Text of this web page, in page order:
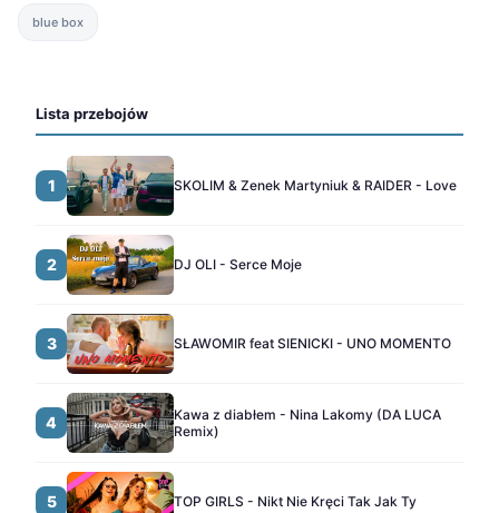
blue box
Lista przebojów
1 SKOLIM & Zenek Martyniuk & RAIDER - Love
2 DJ OLI - Serce Moje
3 SŁAWOMIR feat SIENICKI - UNO MOMENTO
4
Kawa z diabłem - Nina Lakomy (DA LUCA
Remix)
5 TOP GIRLS - Nikt Nie Kręci Tak Jak Ty